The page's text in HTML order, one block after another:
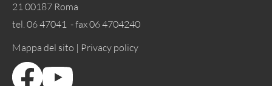
21 00187 Roma
tel. 06 47041 - fax 06 4704240
Mappa del sito | Privacy policy